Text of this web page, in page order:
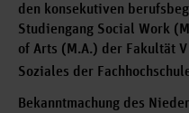
den konsekutiven
Studiengang Social Work
of Arts (M.A.) der Fakultät
Soziales der
Bekanntmachung des